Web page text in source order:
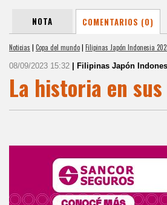
NOTA COMENTARIOS (0)
Noticias | Copa del mundo| Filipinas Japón Indonesia
08/09/2023 15:32 | Filipinas Japón
La historia en